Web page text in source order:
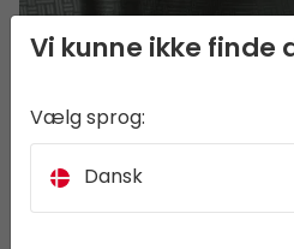
Vi kunne ikke finde
Vælg sprog:
Dansk